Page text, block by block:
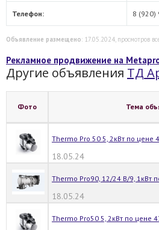
Телефон: 8 (920)
Объявление размещено: 17.05.2024, просмотров
Рекламное продвижение на
Другие объявления ТД
Фото Тема
Thermo Pro 50 5, 2кВт по цене
18.05.24
Thermo Pro90, 12/24 В/9, 1кВт
18.05.24
Thermo Pro50 5, 2кВт по цене